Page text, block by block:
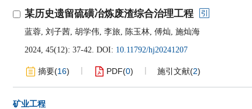
某历史遗留硫磺冶炼废渣综合治理工程
蓝蓉, 刘子茜, 胡学伟, 李旅, 陈玉林, 傅灿, 施灿海
2024, 45(12): 37-42. DOI: 10.11792/hj20241207
摘要(16) PDF(0) 施引文献(2)
矿业工程